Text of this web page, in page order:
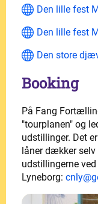
Den lille fest
Den lille fest
Den store
Booking
På Fang
"tourplanen" og
udstillinger. Det
låner dækker
udstillingerne
Lyneborg: